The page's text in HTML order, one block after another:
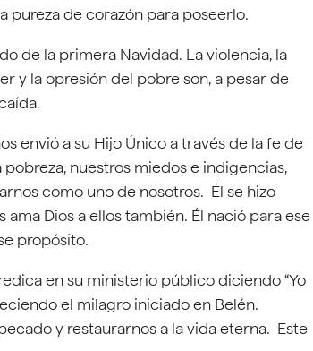
pureza de corazón para poseerlo.
de la primera Navidad. La violencia, la
y la opresión del pobre son, a pesar de
envió a su Hijo Único a través de la fe de
nuestros miedos e indigencias,
como uno de nosotros. Él se hizo
Dios a ellos también. Él nació para ese
propósito.
en su ministerio público diciendo “Yo
el milagro iniciado en Belén.
y restaurarnos a la vida eterna. Este